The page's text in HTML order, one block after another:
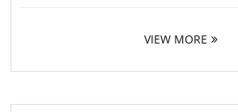
VIEW MORE